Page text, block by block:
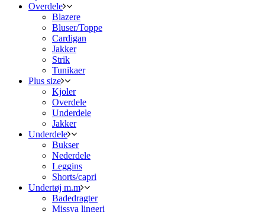
Overdele
Blazere
Bluser/Toppe
Cardigan
Jakker
Strik
Tunikaer
Plus size
Kjoler
Overdele
Underdele
Jakker
Underdele
Bukser
Nederdele
Leggins
Shorts/capri
Undertøj m.m
Badedragter
Missya lingeri